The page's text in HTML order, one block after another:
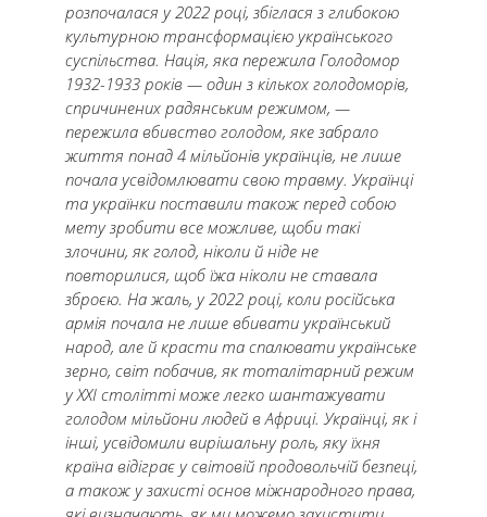
розпочалася у 2022 році, збіглася з глибокою
культурною трансформацією українського
суспільства. Нація, яка пережила Голодомор
1932-1933 років — один з кількох голодоморів,
спричинених радянським режимом, —
пережила вбивство голодом, яке забрало
життя понад 4 мільйонів українців, не лише
почала усвідомлювати свою травму. Українці
та українки поставили також перед собою
мету зробити все можливе, щоби такі
злочини, як голод, ніколи й ніде не
повторилися, щоб їжа ніколи не ставала
зброєю. На жаль, у 2022 році, коли російська
армія почала не лише вбивати український
народ, але й красти та спалювати українське
зерно, світ побачив, як тоталітарний режим
у ХХІ столітті може легко шантажувати
голодом мільйони людей в Африці. Українці, як і
інші, усвідомили вирішальну роль, яку їхня
країна відіграє у світовій продовольчій безпеці,
а також у захисті основ міжнародного права,